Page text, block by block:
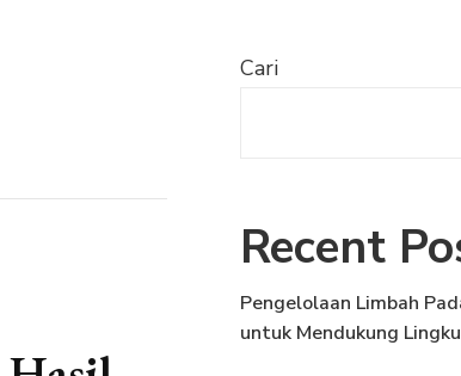
Cari
Recent
Pengelolaan Limbah
untuk Mendukung